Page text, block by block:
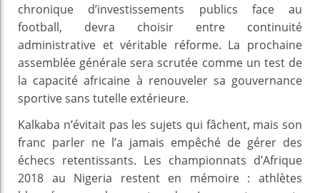
chronique d’investissements publics face au
football, devra choisir entre continuité
administrative et véritable réforme. La prochaine
assemblée générale sera scrutée comme un test de
la capacité africaine à renouveler sa gouvernance
sportive sans tutelle extérieure.
Kalkaba n’évitait pas les sujets qui fâchent, mais son
franc parler ne l’a jamais empêché de gérer des
échecs retentissants. Les championnats d’Afrique
2018 au Nigeria restent en mémoire : athlètes